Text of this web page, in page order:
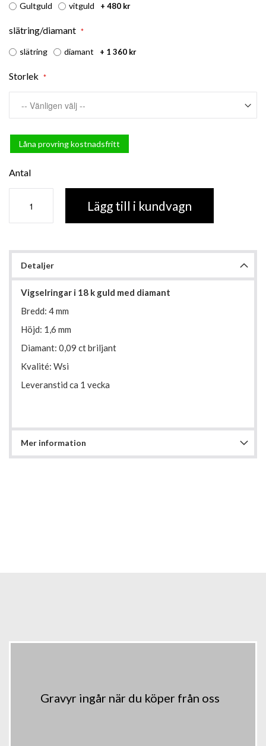
Gultguld vitguld + 480 kr
slätring/diamant
slätring diamant + 1 360 kr
Storlek
Låna provring kostnadsfritt
Antal
Lägg till i kundvagn
Detaljer
Vigselringar i 18 k guld med diamant
Bredd: 4 mm
Höjd: 1,6 mm
Diamant: 0,09 ct briljant
Kvalité: Wsi
Leveranstid ca 1 vecka
Mer information
Gravyr ingår när du köper från oss